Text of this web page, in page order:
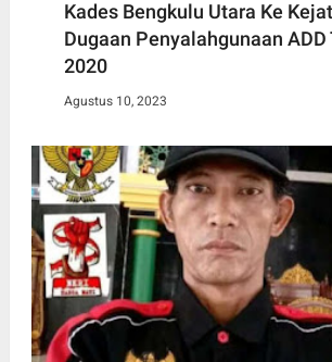
Kades Bengkulu Utara Ke
Dugaan Penyalahgunaan ADD
2020
Agustus 10, 2023